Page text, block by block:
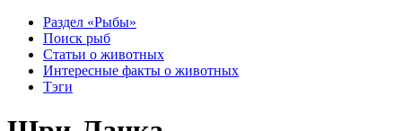
Раздел «Рыбы»
Поиск рыб
Статьи о животных
Интересные факты о животных
Тэги